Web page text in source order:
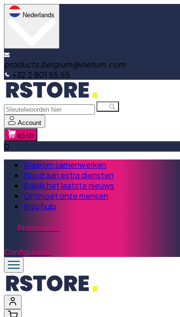
Nederlands
products.belgium@inetum.com
+32 2 801 55 55
Account
€0,00
0
Waarom samenwerken
Nood aan extra diensten
Bekijk het laatste nieuws
Ontmoet onze mensen
Krijg hulp
Promotions
Configurator